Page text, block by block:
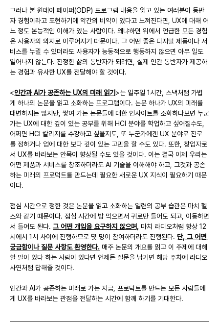
그러나 본 원데이 페이퍼(ODP) 프로그램 내용을 읽고 있는 여러분이 동반
자 경험이라고 표현하기에 약간의 비약이 있다고 느껴진다면, UX에 대해 어
느 정도 본능적인 이해가 있는 사람이다. 왜냐하면 위에서 언급한 모든 경험
은 사용자의 의지로 이루어지기 때문이다. 그 어떤 좋은 디지털 제품이나 서
비스를 누릴 수 있더라도 사용자가 능동적으로 행동하지 않으면 아무 일도
일어나지 않는다. 진정한 삶의 동반자가 되려면, 실제 인간 동반자가 제공하
는 경험과 유사한 UX를 전달해야 할 것이다.
<인간과 AI가 공존하는 UX의 미래 읽기 >는 일주일 1시간, 스낵처럼 가볍
게 하나의 논문을 읽고 소화하는 프로그램이다. 논문 하나가 UX의 미래를
대변하지는 않지만, 쌓여 가는 논문들에 대한 인사이트를 소화하다보면 누군
가는 UX에 대한 깊이 있는 공부를 위해 HCI 분야를 학업하고 싶어질수도,
어쩌면 HCI 칼리지를 수강하고 싶을지도, 또 누군가에겐 UX 분야로 진로
를 정하거나 업에 대한 보다 깊이 있는 고민을 할 수도 있다. 또한, 창업자로
서 UX를 바라보는 안목이 향상될 수도 있을 것이다. 이는 결국 이제 우리는
어떤 제품과 서비스를 창조하더라도 AI 기술을 이해해야 하고, 그것과 공존
하는 미래의 프로덕트를 만드는데 필요한 새로운 UX 지식이 필요하기 때문
이다.
점심 시간으로 정한 것은 논문을 읽고 소화하는 일련의 공부 습관은 마치 헬
스와 같기 때문이다. 점심 시간에 밥 먹으면서 귀로만 들어도 되고, 이동하면
서 들어도 된다. 그 어떤 개입을 요구하지 않으며, 마치 라디오처럼 항상 12
시에서 1시 사이에 진행하므로 몇 명이 참여하더라도 진행된다. 단, 그 어떤
궁금함이나 질문 사항도 환영한다. 매주 논문의 개요를 읽고 이 주제에 대해
할 말이 있다 하는 사람이 있다면 언제든 질문을 남기면 해당 주차에 라디오
사연처럼 답해줄 것이다.
인간과 AI가 공존하는 미래로 가는 지금, 프로덕트를 만드는 모든 사람들에
게 UX를 바라보는 관점을 전달하는 시간에 함께 하기를 기대한다.